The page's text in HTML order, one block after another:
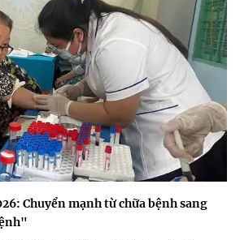
Chuyển mạnh từ chữa bệnh sang